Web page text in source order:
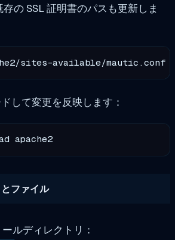
の SSL 証明書のパスも更新しま
して変更を反映します：
ファイル
ルディレクトリ：